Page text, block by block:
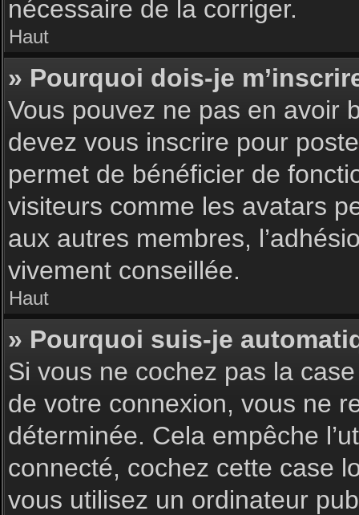
nécessaire de la corriger.
Haut
» Pourquoi dois-je
Vous pouvez ne pas en avoir
devez vous inscrire pour
permet de bénéficier de
visiteurs comme les avatars
aux autres membres,
vivement conseillée.
Haut
» Pourquoi suis-je
Si vous ne cochez pas la
de votre connexion, vous ne
déterminée. Cela empêche
connecté, cochez cette case
vous utilisez un ordinateur